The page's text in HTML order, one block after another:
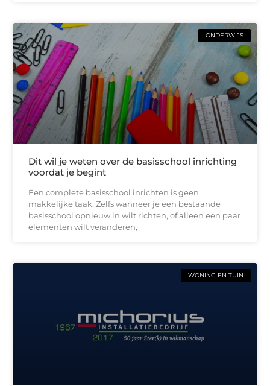
ONDERWIJS
Dit wil je weten over de basisschool inrichting
voordat je begint
Een complete basisschool inrichten is geen
makkelijke taak. Zelfs wanneer je een bestaande
basisschool opnieuw in wilt richten, of alleen een paar
elementen wilt veranderen,
WONING EN TUIN